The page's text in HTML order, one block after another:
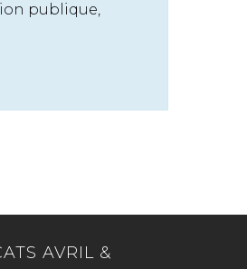
publique,
AVRIL &